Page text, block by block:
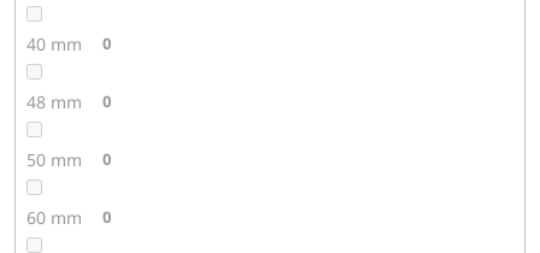
40 mm 0
48 mm 0
50 mm 0
60 mm 0